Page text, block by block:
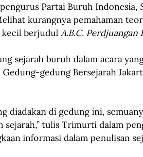
Partai Buruh Indonesia,
kurangnya pemahaman
kecil berjudul A.B.C. Perdjuangan
sejarah buruh dalam acara
Gedung-gedung Bersejarah
diadakan di gedung ini,
sejarah,” tulis Trimurti dalam
informasi dalam penulisan